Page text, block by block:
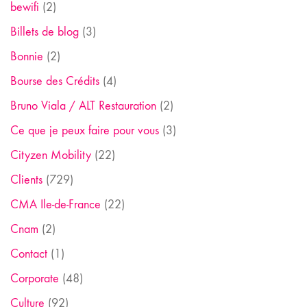
bewifi (2)
Billets de blog (3)
Bonnie (2)
Bourse des Crédits (4)
Bruno Viala / ALT Restauration (2)
Ce que je peux faire pour vous (3)
Cityzen Mobility (22)
Clients (729)
CMA Ile-de-France (22)
Cnam (2)
Contact (1)
Corporate (48)
Culture (92)